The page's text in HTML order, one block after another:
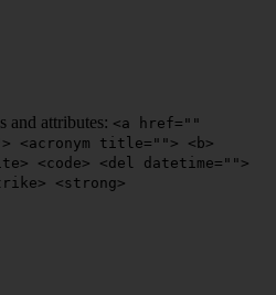
and attributes: <a href=""
title=""> <b>
<code> <del datetime="">
<strong>